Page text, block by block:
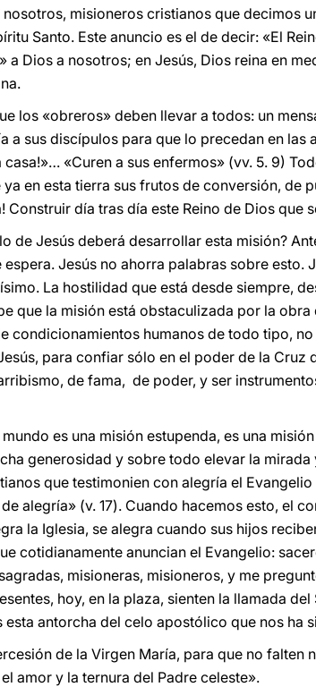
misioneros cristianos que decimos
Santo. Este anuncio es el de decir: «El
a Dios a nosotros; en Jesús, Dios reina en
los «obreros» deben llevar a todos: un
a sus discípulos para que lo precedan en las
«Curen a sus enfermos» (vv. 5. 9)
en esta tierra sus frutos de conversión, de
Construir día tras día este Reino de Dios que
de Jesús deberá desarrollar esta misión?
Jesús no ahorra palabras sobre esto.
La hostilidad que está desde siempre,
que la misión está obstaculizada por la
condicionamientos humanos de todo tipo,
para confiar sólo en el poder de la
de fama, de poder, y ser
es una misión estupenda, es una
generosidad y sobre todo elevar la
que testimonien con alegría el
alegría» (v. 17). Cuando hacemos esto, el
la Iglesia, se alegra cuando sus hijos
cotidianamente anuncian el Evangelio:
misioneras, misioneros, y me
hoy, en la plaza, sienten la llamada
esta antorcha del celo apostólico que nos ha
de la Virgen María, para que no falten
amor y la ternura del Padre celeste».